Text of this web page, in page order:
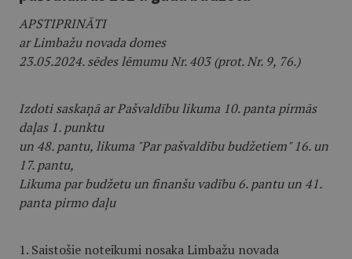
APSTIPRINĀTI
ar Limbažu novada domes
23.05.2024. sēdes lēmumu Nr. 403 (prot. Nr. 9, 76.)
Izdoti saskaņā ar Pašvaldību likuma 10. panta pirmās
daļas 1. punktu
un 48. pantu, likuma "Par pašvaldību budžetiem" 16. un
17. pantu,
Likuma par budžetu un finanšu vadību 6. pantu un 41.
panta pirmo daļu
1. Saistošie noteikumi nosaka Limbažu novada